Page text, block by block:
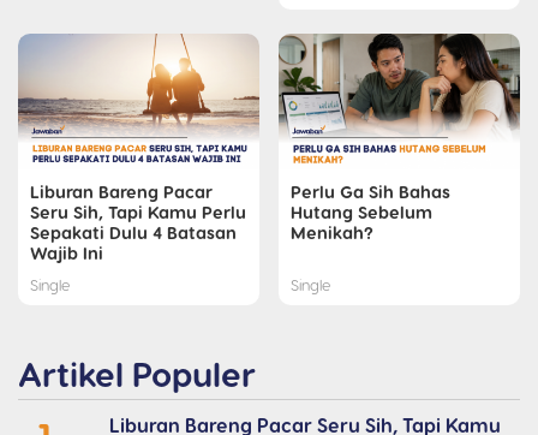
Liburan Bareng Pacar
Seru Sih, Tapi Kamu Perlu
Sepakati Dulu 4 Batasan
Wajib Ini
Single
Perlu Ga Sih Bahas
Hutang Sebelum
Menikah?
Single
Artikel Populer
Liburan Bareng Pacar Seru Sih, Tapi Kamu